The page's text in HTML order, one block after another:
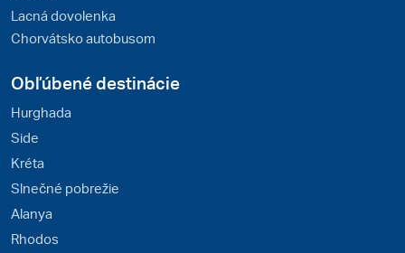
Lacná dovolenka
Chorvátsko autobusom
Obľúbené destinácie
Hurghada
Side
Kréta
Slnečné pobrežie
Alanya
Rhodos